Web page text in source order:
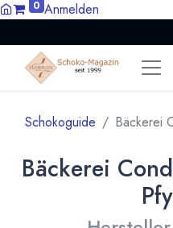
0 Anmelden
Schokoguide Bäckerei
Bäckerei